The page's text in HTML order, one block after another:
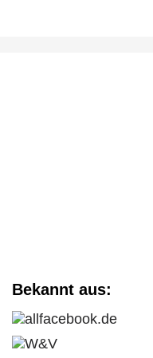
Bekannt aus: